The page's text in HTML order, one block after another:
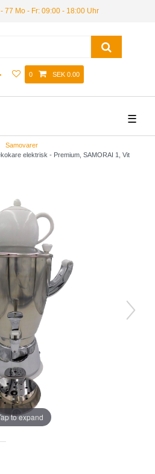
77 Mo - Fr: 09:00 - 18:00 Uhr
0 SEK 0.00
☰
Samovarer
elektrisk - Premium, SAMORAI 1, Vit
to expand